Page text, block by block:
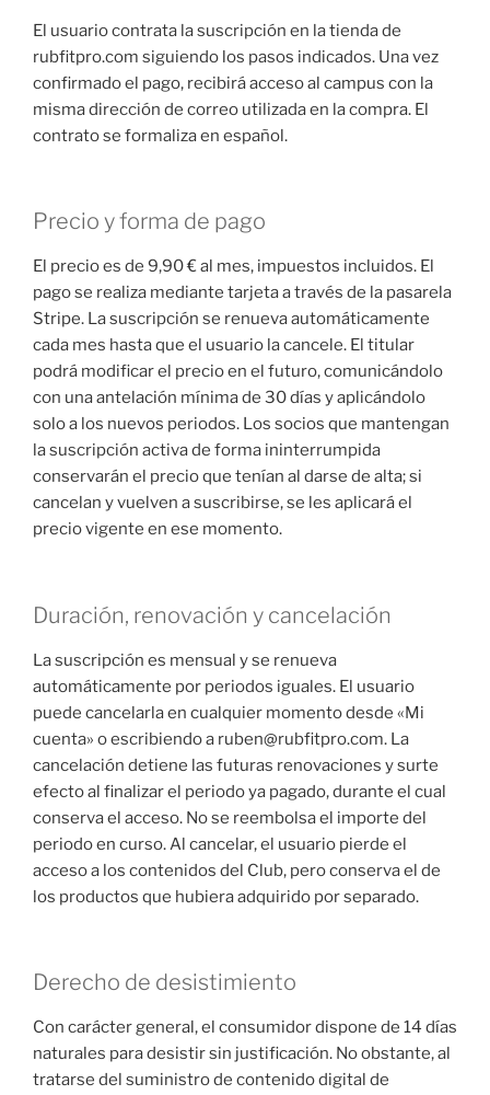
El usuario contrata la suscripción en la tienda de
rubfitpro.com siguiendo los pasos indicados. Una vez
confirmado el pago, recibirá acceso al campus con la
misma dirección de correo utilizada en la compra. El
contrato se formaliza en español.
Precio y forma de pago
El precio es de 9,90 € al mes, impuestos incluidos. El
pago se realiza mediante tarjeta a través de la pasarela
Stripe. La suscripción se renueva automáticamente
cada mes hasta que el usuario la cancele. El titular
podrá modificar el precio en el futuro, comunicándolo
con una antelación mínima de 30 días y aplicándolo
solo a los nuevos periodos. Los socios que mantengan
la suscripción activa de forma ininterrumpida
conservarán el precio que tenían al darse de alta; si
cancelan y vuelven a suscribirse, se les aplicará el
precio vigente en ese momento.
Duración, renovación y cancelación
La suscripción es mensual y se renueva
automáticamente por periodos iguales. El usuario
puede cancelarla en cualquier momento desde «Mi
cuenta» o escribiendo a ruben@rubfitpro.com. La
cancelación detiene las futuras renovaciones y surte
efecto al finalizar el periodo ya pagado, durante el cual
conserva el acceso. No se reembolsa el importe del
periodo en curso. Al cancelar, el usuario pierde el
acceso a los contenidos del Club, pero conserva el de
los productos que hubiera adquirido por separado.
Derecho de desistimiento
Con carácter general, el consumidor dispone de 14 días
naturales para desistir sin justificación. No obstante, al
tratarse del suministro de contenido digital de